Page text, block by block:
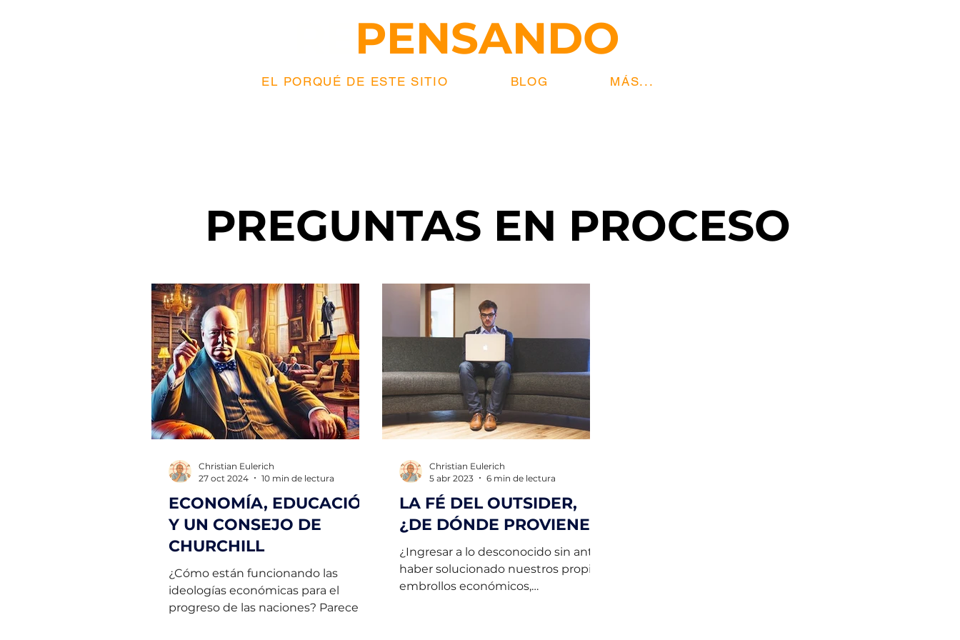
PENSANDO
EL PORQUÉ DE ESTE SITIO BLOG MÁS...
PREGUNTAS EN PROCESO
ECONOMÍA, EDUCACIÓN
Y UN CONSEJO DE
CHURCHILL
¿Cómo están funcionando las
ideologías económicas para el
progreso de las naciones? Parece
Christian Eulerich
27 oct 2024
10 min de lectura
LA FÉ DEL OUTSIDER,
¿DE DÓNDE PROVIENE?
¿Ingresar a lo desconocido sin antes
haber solucionado nuestros propios
embrollos económicos,
Christian Eulerich
5 abr 2023
6 min de lectura